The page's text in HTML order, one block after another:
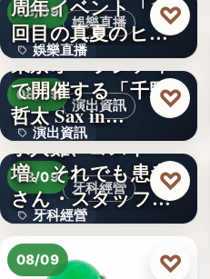
文字
娛樂直播
08/09
娛樂直播
11
周年イベント「11
回目の真夏のヒロ
イ…
♡
演出資訊
08/09
演出資訊
3
東京オペラシティ
で開催する「千野
哲太 Sax in…
♡
牙科經營
08/09
牙科經營
3,700万円
求人難、コスト
増。それでも患者
さん・スタッフ・
院長を豊か…
♡
08/09 ♡